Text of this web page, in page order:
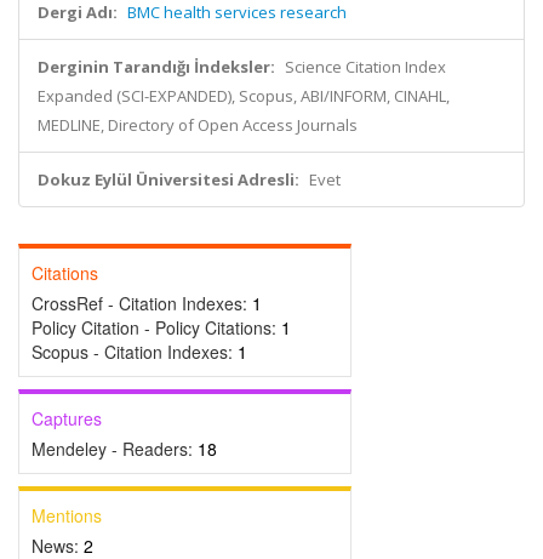
Dergi Adı: BMC health services research
Derginin Tarandığı İndeksler: Science Citation Index
Expanded (SCI-EXPANDED), Scopus, ABI/INFORM, CINAHL,
MEDLINE, Directory of Open Access Journals
Dokuz Eylül Üniversitesi Adresli: Evet
Citations
CrossRef - Citation Indexes: 1
Policy Citation - Policy Citations: 1
Scopus - Citation Indexes: 1
Captures
Mendeley - Readers: 18
Mentions
News: 2